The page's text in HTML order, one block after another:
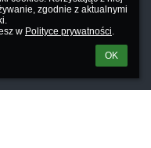
zgodnie z aktualnymi
w Polityce prywatności.
OK